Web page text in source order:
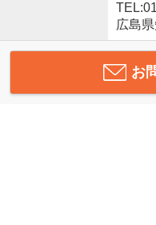
広島
お